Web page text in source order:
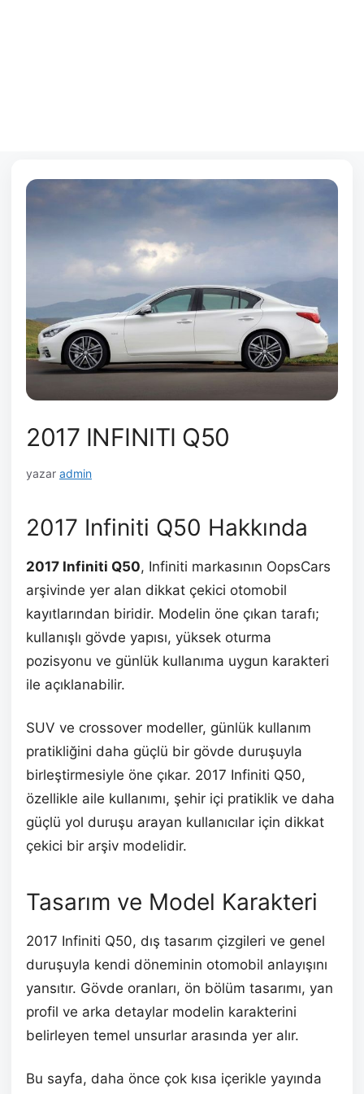
2017 INFINITI Q50
yazar admin
2017 Infiniti Q50 Hakkında
2017 Infiniti Q50, Infiniti markasının OopsCars
arşivinde yer alan dikkat çekici otomobil
kayıtlarından biridir. Modelin öne çıkan tarafı;
kullanışlı gövde yapısı, yüksek oturma
pozisyonu ve günlük kullanıma uygun karakteri
ile açıklanabilir.
SUV ve crossover modeller, günlük kullanım
pratikliğini daha güçlü bir gövde duruşuyla
birleştirmesiyle öne çıkar. 2017 Infiniti Q50,
özellikle aile kullanımı, şehir içi pratiklik ve daha
güçlü yol duruşu arayan kullanıcılar için dikkat
çekici bir arşiv modelidir.
Tasarım ve Model Karakteri
2017 Infiniti Q50, dış tasarım çizgileri ve genel
duruşuyla kendi döneminin otomobil anlayışını
yansıtır. Gövde oranları, ön bölüm tasarımı, yan
profil ve arka detaylar modelin karakterini
belirleyen temel unsurlar arasında yer alır.
Bu sayfa, daha önce çok kısa içerikle yayında